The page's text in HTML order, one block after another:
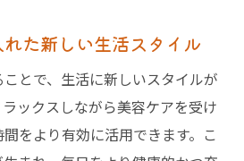
た新しい生活スタイル
とで、生活に新しいスタイルが
ックスしながら美容ケアを受け
をより有効に活用できます。こ